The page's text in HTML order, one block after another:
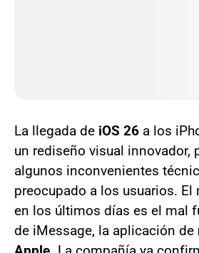
La llegada de iOS 26 a los
un rediseño visual innovador,
algunos inconvenientes
preocupado a los usuarios.
en los últimos días es el mal
de iMessage, la aplicación de